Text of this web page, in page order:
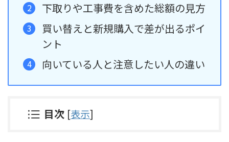
下取りや工事費を含めた総額の見方
買い替えと新規購入で差が出るポイ
ント
向いている人と注意したい人の違い
目次 [表示]